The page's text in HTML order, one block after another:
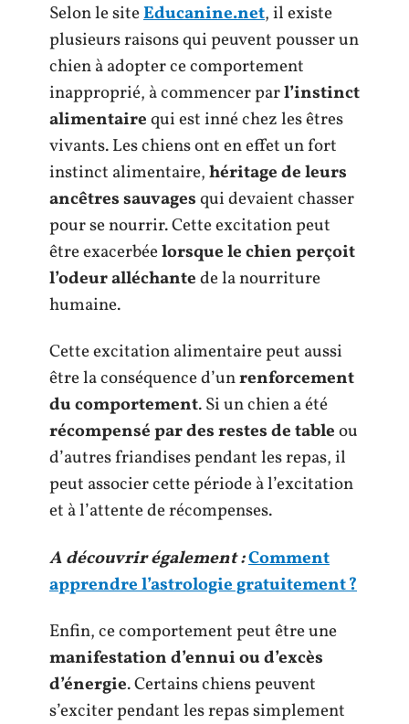
Selon le siteEducanine.net, il existe
plusieurs raisons qui peuvent pousser un
chien à adopter ce comportement
inapproprié, à commencer parl’instinct
alimentairequi est inné chez les êtres
vivants. Les chiens ont en effet un fort
instinct alimentaire,héritage de leurs
ancêtres sauvagesqui devaient chasser
pour se nourrir. Cette excitation peut
être exacerbéelorsque le chien perçoit
l’odeur alléchantede la nourriture
humaine.
Cette excitation alimentaire peut aussi
être la conséquence d’unrenforcement
du comportement. Si un chien a été
récompensé par des restes de tableou
d’autres friandises pendant les repas, il
peut associer cette période à l’excitation
et à l’attente de récompenses.
A découvrir également :Comment
apprendre l’astrologie gratuitement ?
Enfin, ce comportement peut être une
manifestation d’ennui ou d’excès
d’énergie. Certains chiens peuvent
s’exciter pendant les repas simplement